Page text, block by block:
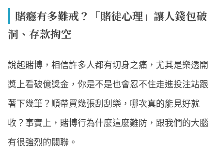
賭癮有多難戒？「賭徒心理」讓人錢包破
洞、存款掏空
說起賭博，相信許多人都有切身之痛，尤其是樂透開
獎上看破億獎金，你是不是也會忍不住走進投注站跟
著下幾筆？順帶買幾張刮刮樂，哪次真的能見好就
收？事實上，賭博行為什麼這麼難防，跟我們的大腦
有很強烈的關聯。